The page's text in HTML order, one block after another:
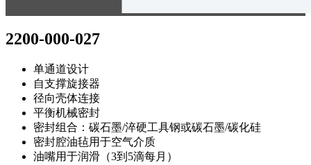
2200-000-027
单通道设计
自支撑旋接器
径向壳体连接
平衡机械密封
密封组合：碳石墨/淬硬工具钢或碳石墨/碳化硅
密封腔油毡用于空气介质
油嘴用于润滑（3到5滴每月）